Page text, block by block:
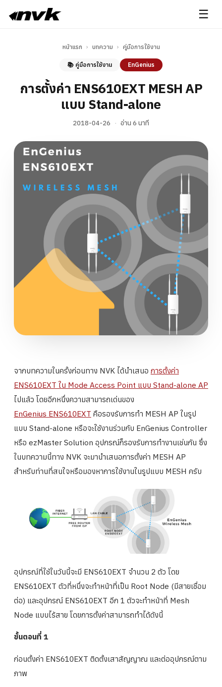
☰
หน้าแรก › บทความ › คู่มือการใช้งาน
📚 คู่มือการใช้งาน EnGenius
การตั้งค่า ENS610EXT MESH AP
แบบ Stand-alone
2018-04-26 · อ่าน 6 นาที
จากบทความในครั้งก่อนทาง NVK ได้นำเสนอ การตั้งค่า
ENS610EXT ใน Mode Access Point แบบ Stand-alone AP
ไปแล้ว โดยอีกหนึ่งความสามารถเด่นของ
EnGenius ENS610EXT คือรองรับการทำ MESH AP ในรูป
แบบ Stand-alone หรือจะใช้งานร่วมกับ EnGenius Controller
หรือ ezMaster Solution อุปกรณ์ก็รองรับการทำงานเช่นกัน ซึ่ง
ในบทความนี้ทาง NVK จะมานำเสนอการตั้งค่า MESH AP
สำหรับท่านที่สนใจหรือมองหาการใช้งานในรูปแบบ MESH ครับ
อุปกรณ์ที่ใช้ในวันนี้จะมี ENS610EXT จำนวน 2 ตัว โดย
ENS610EXT ตัวที่หนึ่งจะทำหน้าที่เป็น Root Node (มีสายเชื่อม
ต่อ) และอุปกรณ์ ENS610EXT อีก 1 ตัวจะทำหน้าที่ Mesh
Node แบบไร้สาย โดยการตั้งค่าสามารถทำได้ดังนี้
ขั้นตอนที่ 1
ก่อนตั้งค่า ENS610EXT ติดตั้งเสาสัญญาณ และต่ออุปกรณ์ตาม
ภาพ